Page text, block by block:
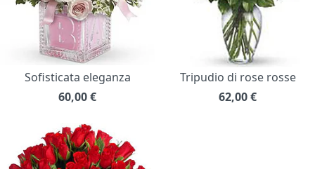
Sofisticata eleganza
60,00€
Tripudio di rose rosse
62,00€